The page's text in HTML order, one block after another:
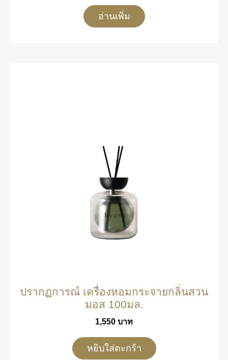
อ่านเพิ่ม
ปรากฏการณ์ เครื่องหอมกระจายกลิ่นสวน
มอส 100มล.
1,550 บาท
หยิบใส่ตะกร้า